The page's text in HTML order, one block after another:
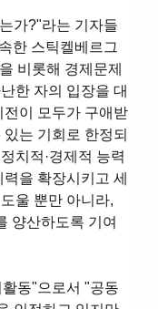
가?"라는 기자들
한 스틱켈베르그
비롯해 경제문제
한 자의 입장을 대
이 모두가 구애받
는 기회로 한정되
치적·경제적 능력
을 확장시키고 세
울 뿐만 아니라,
양산하도록 기여
동"으로서 "공동